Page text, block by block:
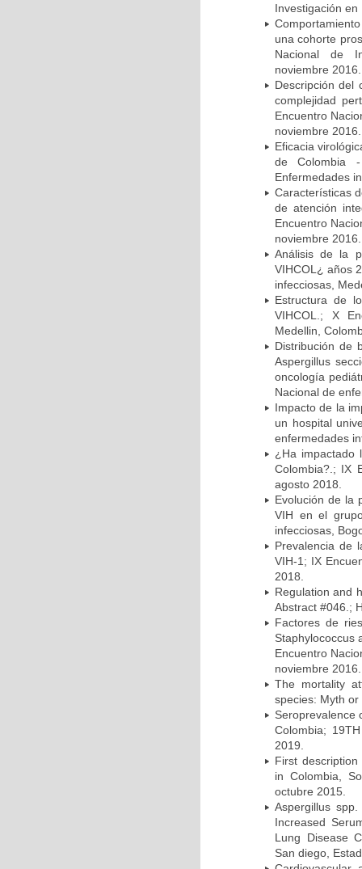
Investigación
una cohorte
Nacional de
noviembre 2016.
Descripción del
complejidad
Encuentro
noviembre 2016.
Eficacia
de Colombia
Enfermedades
Características
de atención
Encuentro
noviembre 2016.
Análisis de la
VIHCOL¿ años
infecciosas,
Estructura de
VIHCOL.; X
Medellin,
Distribución de
Aspergillus
oncología
Nacional de
Impacto de la
un hospital
enfermedades
¿Ha impactado
Colombia?.; IX
agosto 2018.
Evolución de la
VIH en el
infecciosas,
Prevalencia de
VIH-1; IX
2018.
Regulation and
Abstract #046.;
Factores de
Staphylococcus
Encuentro
noviembre 2016.
The mortality
species: Myth
Seroprevalence
Colombia;
2019.
First
in Colombia,
octubre 2015.
Aspergillus
Increased
Lung Disease
San diego,